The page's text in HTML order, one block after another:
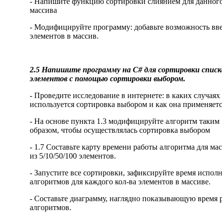
массива
- Модифицируйте программу: добавьте возможность
элементов в массив.
2.5 Напишите программу на C# для сортировки
элементов с помощью сортировки выбором.
- Проведите исследование в интернете: в каких случаях
используется сортировка выбором и как она
- На основе пункта 1.3 модифицируйте алгоритм таким
образом, чтобы осуществлялась сортировка выбором
- 1.7 Составьте карту времени работы алгоритма для
из 5/10/50/100 элементов.
- Запустите все сортировки, зафиксируйте время
алгоритмов для каждого кол-ва элементов в массиве.
- Составьте диаграмму, наглядно показывающую время
алгоритмов.